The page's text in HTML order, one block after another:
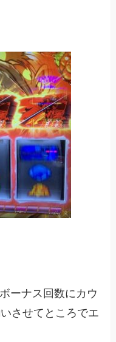
ーナス回数にカウ
させてところでエ